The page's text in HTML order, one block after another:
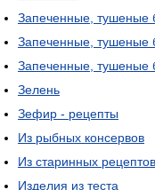
Запеченные, тушеные
Запеченные, тушеные
Запеченные, тушеные
Зелень
Зефир - рецепты
Из рыбных консервов
Из старинных рецептов
Изделия из теста